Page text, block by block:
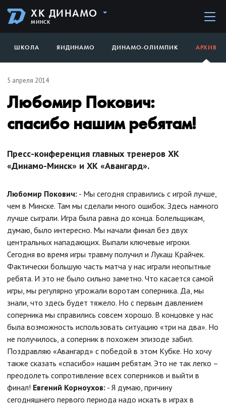
ХК ДИНАМО
МИНСК
ШКОЛА ЯИДИНАМО ДИНАМО-ОЛИМПИК АРХИВ
5 апреля 2014
Любомир Покович:
спасибо нашим ребятам!
Пресс-конференция главных тренеров ХК
«Динамо-Минск» и ХК «Авангард».
Любомир Покович: - Мы сегодня справились с игрой лучше,
чем в Минске. Там мы сделали много ошибок. Здесь намного
лучше сыграли. Игра была равна до конца. Болельщикам,
думаю, было интересно. Мы начали финал без двух
центральных нападающих. Выпали ключевые игроки.
Сегодня во время игры травму получил и Лукаш Крайчек.
Фактически большую часть матча у нас играли неопытные
ребята. И это не было сильно заметно. Что касается самой
игры, мы регулярно угрожали воротам соперника. Да, мы
знали, что здесь будет тяжело. Но с первым давлением
соперника мы справились совсем хорошо. В концовке у нас
была возможность использовать ситуацию «три на два». Но
не получилось, а соперник в похожем эпизоде забил.
Поздравляю «Авангард» с победой в этом Кубке. Но хочу
также сказать «спасибо» нашим ребятам. Это не так легко –
преодолеть сопротивление всех соперников и выйти в
финал! Евгений Корноухов: - Я думаю, причину
сегодняшнего первого периода надо искать в играх в